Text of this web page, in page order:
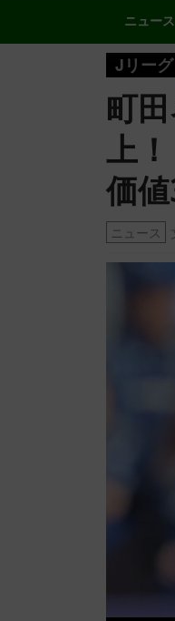
ニュース
Jリーグ
町
上
価
ニュース